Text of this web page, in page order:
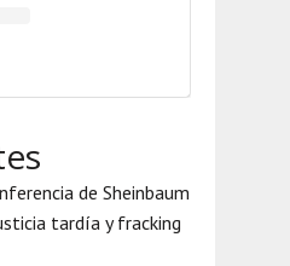
de Sheinbaum
tardía y fracking